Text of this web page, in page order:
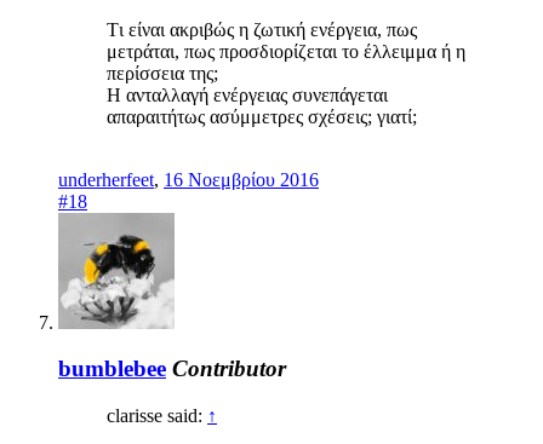
Tι είναι ακριβώς η ζωτική ενέργεια, πως
μετράται, πως προσδιορίζεται το έλλειμμα ή η
περίσσεια της;
Η ανταλλαγή ενέργειας συνεπάγεται
απαραιτήτως ασύμμετρες σχέσεις; γιατί;
underherfeet, 16 Νοεμβρίου 2016
#18
bumblebee Contributor
clarisse said: ↑